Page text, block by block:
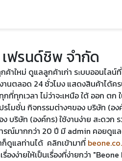
ฟรนด์ชิพ จำกัด
าใหม่ ดูแลลูกค้าเก่า ระบบออนไลน์
านตลอด 24 ชั่วโมง แสดงสินค้าได้ค
ที่ทุกเวลา ไม่ว่าจะเหนือ ใต้ ออก ตก
รโมชั่น กิจกรรมต่างๆของ บริษัท (อ
บริษัท (องค์กร) ใช้งานง่าย สะดวก
รณ์มากกว่า 20 ปี มี admin คอยดูแ
ก็ดูแลท่านได้ คลิกเข้ามาที่
รื่องง่ายให้เป็นเรื่องที่ง่ายกว่า